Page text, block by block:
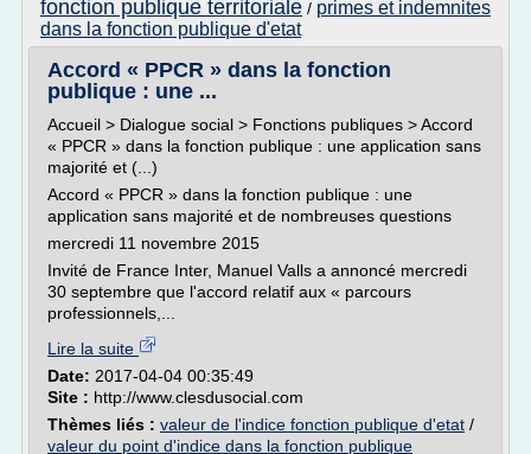
fonction publique territoriale / primes et indemnites
dans la fonction publique d'etat
Accord « PPCR » dans la fonction
publique : une ...
Accueil > Dialogue social > Fonctions publiques > Accord
« PPCR » dans la fonction publique : une application sans
majorité et (...)
Accord « PPCR » dans la fonction publique : une
application sans majorité et de nombreuses questions
mercredi 11 novembre 2015
Invité de France Inter, Manuel Valls a annoncé mercredi
30 septembre que l'accord relatif aux « parcours
professionnels,...
Lire la suite
Date: 2017-04-04 00:35:49
Site : http://www.clesdusocial.com
Thèmes liés : valeur de l'indice fonction publique d'etat /
valeur du point d'indice dans la fonction publique